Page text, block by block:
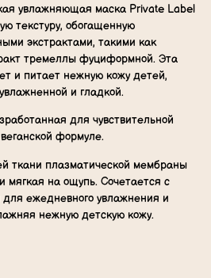
увлажняющая маска Private Label
текстуру, обогащенную
экстрактами, такими как
тремеллы фуциформной. Эта
и питает нежную кожу детей,
и гладкой.
для чувствительной
формуле.
ткани плазматической мембраны
мягкая на ощупь. Сочетается с
ежедневного увлажнения и
нежную детскую кожу.